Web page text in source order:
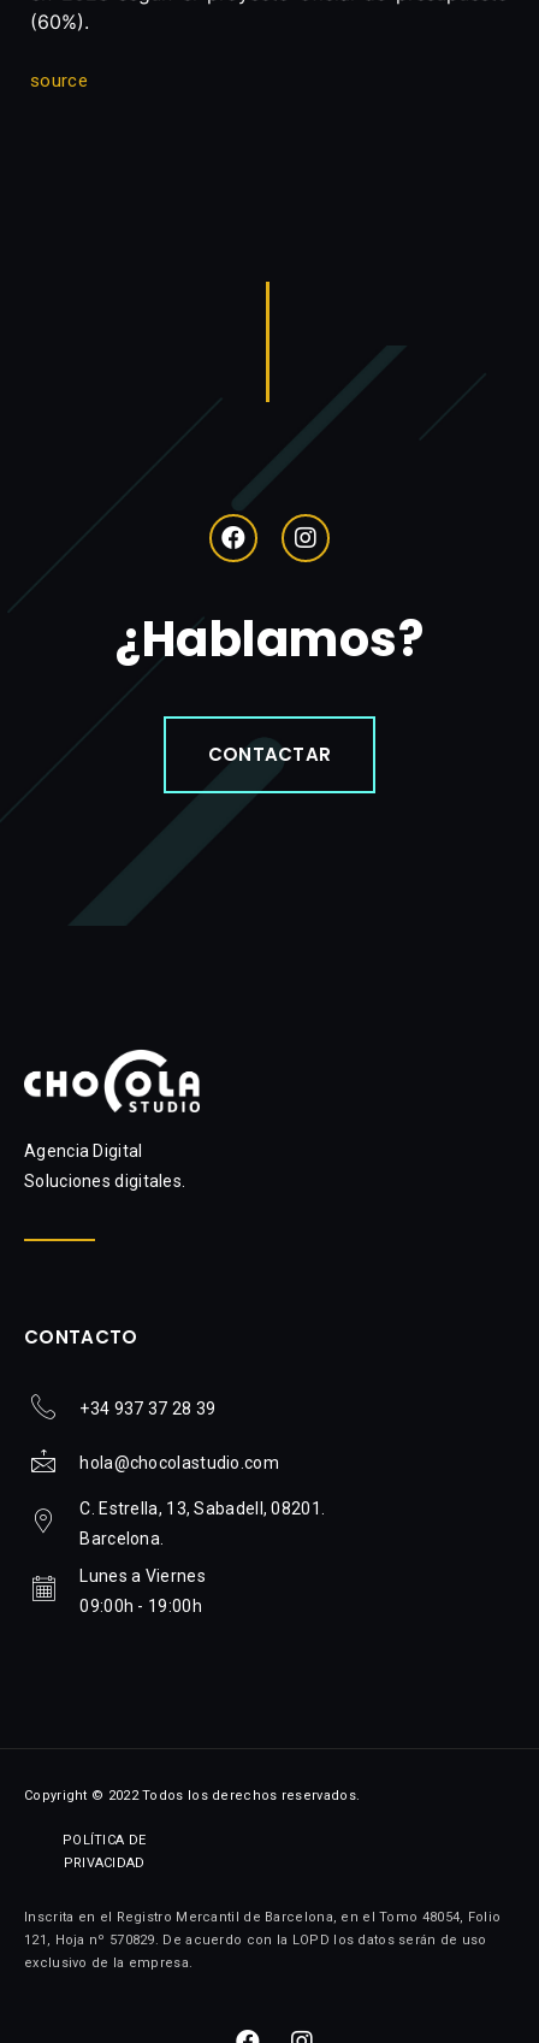
(60%).
source
¿Hablamos?
CONTACTAR
Agencia Digital
Soluciones digitales.
CONTACTO
+34 937 37 28 39
hola@chocolastudio.com
C. Estrella, 13, Sabadell, 08201.
Barcelona.
Lunes a Viernes
09:00h - 19:00h
Copyright © 2022 Todos los derechos reservados.
POLÍTICA DE
PRIVACIDAD
Inscrita en el Registro Mercantil de Barcelona, en el Tomo 48054, Folio
121, Hoja nº 570829. De acuerdo con la LOPD los datos serán de uso
exclusivo de la empresa.